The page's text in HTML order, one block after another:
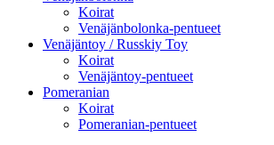
Koirat
Venäjänbolonka-pentueet
Venäjäntoy / Russkiy Toy
Koirat
Venäjäntoy-pentueet
Pomeranian
Koirat
Pomeranian-pentueet